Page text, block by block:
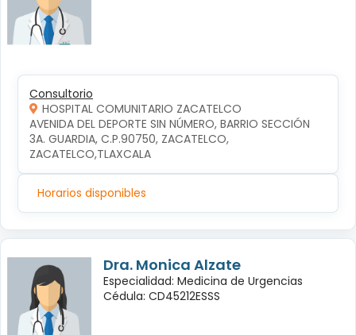
Consultorio
HOSPITAL COMUNITARIO ZACATELCO
AVENIDA DEL DEPORTE SIN NÚMERO, BARRIO SECCIÓN
3A. GUARDIA, C.P.90750, ZACATELCO,
ZACATELCO,TLAXCALA
Horarios disponibles
Dra. Monica Alzate
Especialidad: Medicina de Urgencias
Cédula: CD45212ESSS